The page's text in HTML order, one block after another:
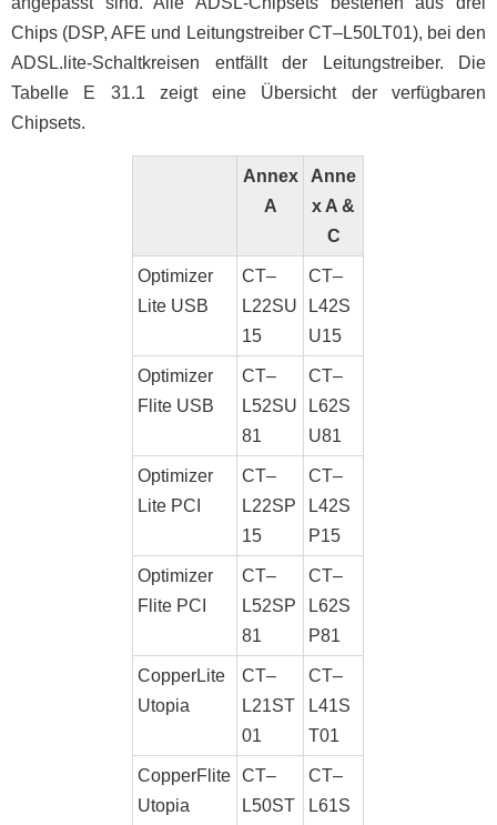
Chips (DSP, AFE und Leitungstreiber CT–L50LT01), bei den
ADSL.lite-Schaltkreisen entfällt der Leitungstreiber. Die
Tabelle E 31.1 zeigt eine Übersicht der verfügbaren
Chipsets.
Annex
A
Anne
x A &
C
Optimizer
Lite USB
CT–
L22SU
15
CT–
L42S
U15
Optimizer
Flite USB
CT–
L52SU
81
CT–
L62S
U81
Optimizer
Lite PCI
CT–
L22SP
15
CT–
L42S
P15
Optimizer
Flite PCI
CT–
L52SP
81
CT–
L62S
P81
CopperLite
Utopia
CT–
L21ST
01
CT–
L41S
T01
CopperFlite
Utopia
CT–
L50ST
CT–
L61S